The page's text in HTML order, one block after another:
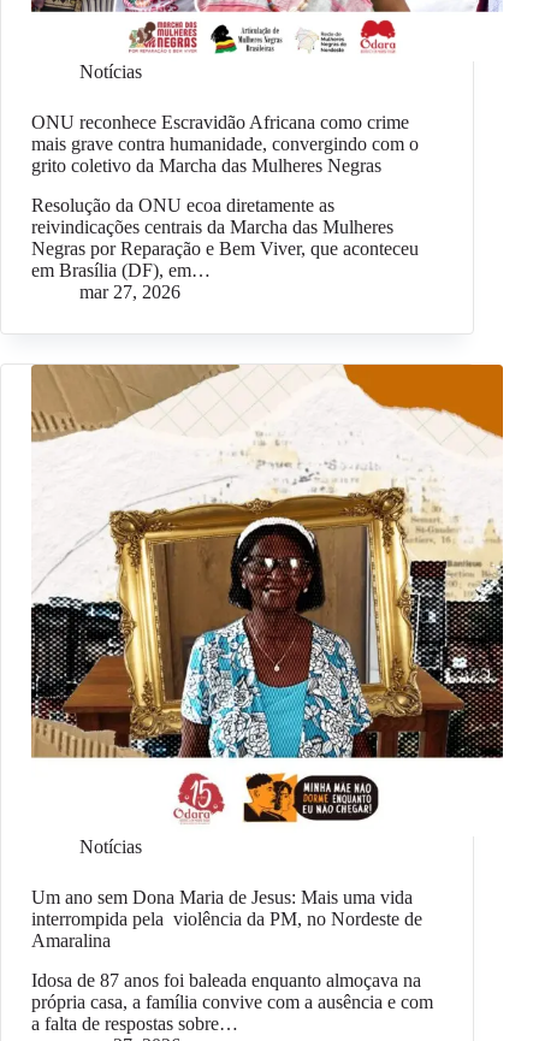
Notícias
ONU reconhece Escravidão Africana como crime
mais grave contra humanidade, convergindo com o
grito coletivo da Marcha das Mulheres Negras
Resolução da ONU ecoa diretamente as
reivindicações centrais da Marcha das Mulheres
Negras por Reparação e Bem Viver, que aconteceu
em Brasília (DF), em…
mar 27, 2026
Notícias
Um ano sem Dona Maria de Jesus: Mais uma vida
interrompida pela violência da PM, no Nordeste de
Amaralina
Idosa de 87 anos foi baleada enquanto almoçava na
própria casa, a família convive com a ausência e com
a falta de respostas sobre…